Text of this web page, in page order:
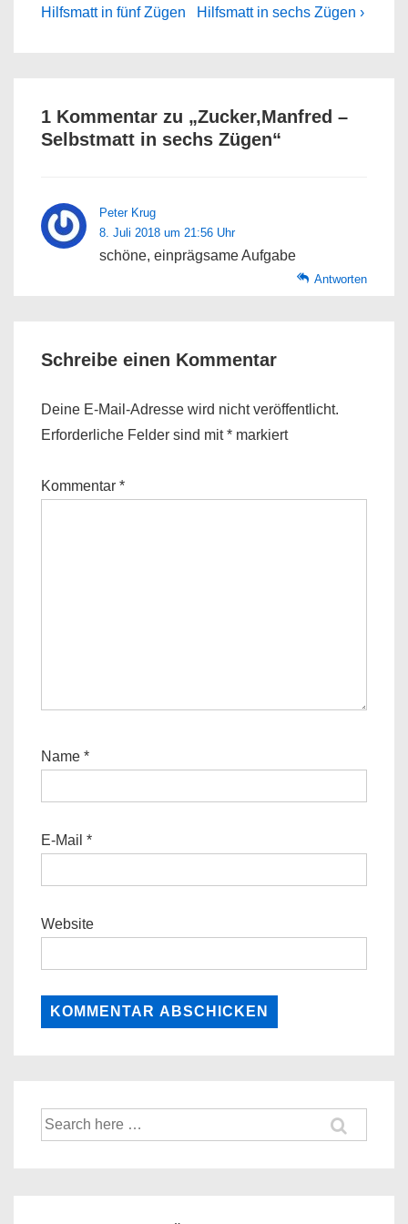
Post
Hilfsmatt in fünf Zügen
Post
Hilfsmatt in sechs Zügen ›
1 Kommentar zu „Zucker,Manfred –
Selbstmatt in sechs Zügen“
Peter Krug
8. Juli 2018 um 21:56 Uhr
schöne, einprägsame Aufgabe
Antworten
Schreibe einen Kommentar
Deine E-Mail-Adresse wird nicht veröffentlicht.
Erforderliche Felder sind mit* markiert
Kommentar *
Name *
E-Mail *
Website
Suche
nach: